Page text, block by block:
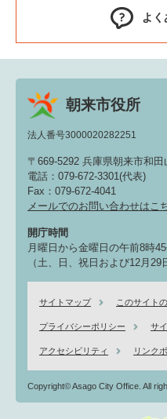
よ
朝来市役所
法人番号3000020282251
〒669-5292 兵庫県朝来市和田
電話：079-672-3301(代表)
Fax：079-672-4041
メールでのお問い合わせはこ
開庁時間
月曜日から金曜日の午前8時
（土、日、祝日および12月29
サイトマップ このサイト
プライバシーポリシー サ
アクセシビリティ リンク
Copyright© Asago City Office. All